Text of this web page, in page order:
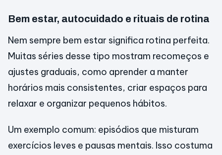
Bem estar, autocuidado e rituais de rotina
Nem sempre bem estar significa rotina perfeita.
Muitas séries desse tipo mostram recomeços e
ajustes graduais, como aprender a manter
horários mais consistentes, criar espaços para
relaxar e organizar pequenos hábitos.
Um exemplo comum: episódios que misturam
exercícios leves e pausas mentais. Isso costuma